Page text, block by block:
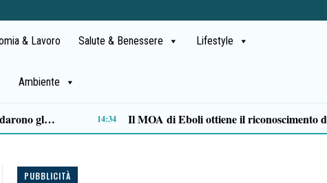
& Lavoro Salute & Benessere Lifestyle
Ambiente
Alta formazione e lavoro: la Regione approva il Piano degli strumenti finanziari per l’occupazione 11:47
PUBBLICITÀ